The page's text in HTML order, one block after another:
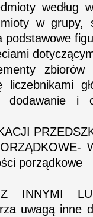
według
w
podstawowe
zbiorów
liczebnikami
dodawanie i
porządkowe
INNYMI
uwagą inne